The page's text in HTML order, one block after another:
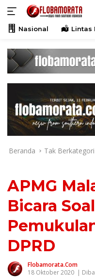
Langsung
kontenNasional Lintas
Beranda Tak Berkategori
APMG
Bicara
DPRD
Flobamorata.com
18 Oktober 2020 |